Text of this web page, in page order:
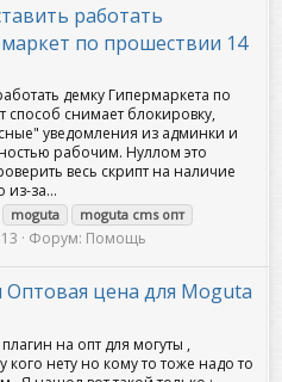
работать
по прошествии 14
демку Гипермаркета по
способ снимает блокировку,
уведомления из админки и
рабочим. Нуллом это
весь скрипт на наличие
из-за...
moguta moguta cms опт
Форум: Помощь
Оптовая цена для Moguta
на опт для могуты ,
кого нету но кому то тоже надо то